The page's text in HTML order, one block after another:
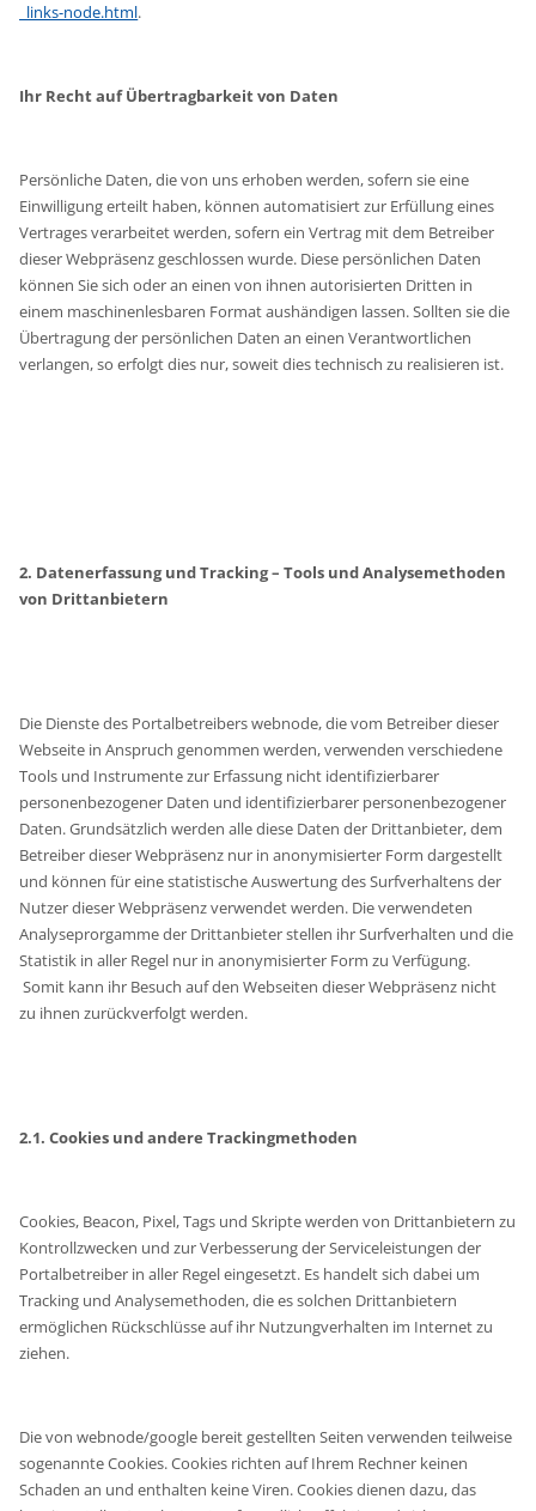
_links-node.html.
Ihr Recht auf Übertragbarkeit von Daten
Persönliche Daten, die von uns erhoben werden, sofern sie eine
Einwilligung erteilt haben, können automatisiert zur Erfüllung eines
Vertrages verarbeitet werden, sofern ein Vertrag mit dem Betreiber
dieser Webpräsenz geschlossen wurde. Diese persönlichen Daten
können Sie sich oder an einen von ihnen autorisierten Dritten in
einem maschinenlesbaren Format aushändigen lassen. Sollten sie die
Übertragung der persönlichen Daten an einen Verantwortlichen
verlangen, so erfolgt dies nur, soweit dies technisch zu realisieren ist.
2. Datenerfassung und Tracking – Tools und Analysemethoden
von Drittanbietern
Die Dienste des Portalbetreibers webnode, die vom Betreiber dieser
Webseite in Anspruch genommen werden, verwenden verschiedene
Tools und Instrumente zur Erfassung nicht identifizierbarer
personenbezogener Daten und identifizierbarer personenbezogener
Daten. Grundsätzlich werden alle diese Daten der Drittanbieter, dem
Betreiber dieser Webpräsenz nur in anonymisierter Form dargestellt
und können für eine statistische Auswertung des Surfverhaltens der
Nutzer dieser Webpräsenz verwendet werden. Die verwendeten
Analyseprorgamme der Drittanbieter stellen ihr Surfverhalten und die
Statistik in aller Regel nur in anonymisierter Form zu Verfügung.
Somit kann ihr Besuch auf den Webseiten dieser Webpräsenz nicht
zu ihnen zurückverfolgt werden.
2.1. Cookies und andere Trackingmethoden
Cookies, Beacon, Pixel, Tags und Skripte werden von Drittanbietern zu
Kontrollzwecken und zur Verbesserung der Serviceleistungen der
Portalbetreiber in aller Regel eingesetzt. Es handelt sich dabei um
Tracking und Analysemethoden, die es solchen Drittanbietern
ermöglichen Rückschlüsse auf ihr Nutzungverhalten im Internet zu
ziehen.
Die von webnode/google bereit gestellten Seiten verwenden teilweise
sogenannte Cookies. Cookies richten auf Ihrem Rechner keinen
Schaden an und enthalten keine Viren. Cookies dienen dazu, das